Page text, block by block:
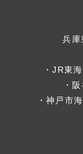
兵
・JR東
・
・神戸市